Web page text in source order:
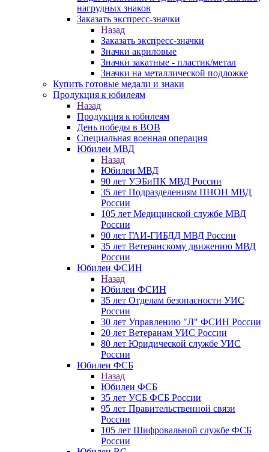
нагрудных знаков
Заказать экспресс-значки
Назад
Заказать экспресс-значки
Значки акриловые
Значки закатные - пластик/метал
Значки на металлической подложке
Купить готовые медали и знаки
Продукция к юбилеям
Назад
Продукция к юбилеям
День победы в ВОВ
Специальная военная операция
Юбилеи МВД
Назад
Юбилеи МВД
90 лет УЭБиПК МВД России
35 лет Подразделениям ПНОН МВД
России
105 лет Медицинской службе МВД
России
90 лет ГАИ-ГИБДД МВД России
35 лет Ветеранскому движению МВД
России
Юбилеи ФСИН
Назад
Юбилеи ФСИН
35 лет Отделам безопасности УИС
России
30 лет Управлению "Л" ФСИН России
20 лет Ветеранам УИС России
80 лет Юридической службе УИС
России
Юбилеи ФСБ
Назад
Юбилеи ФСБ
35 лет УСБ ФСБ России
95 лет Правительственной связи
России
105 лет Шифровальной службе ФСБ
России